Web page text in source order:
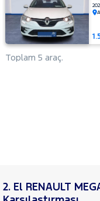
LANCIA
MAN
MERCEDES-
BENZ
MINI
AUSTRAL
Cinsleri
Kasa
Tipi
Aktarma
No
Toplam 5 araç.
2. El RENAULT